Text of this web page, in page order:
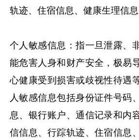
轨迹、住宿信息、健康生理信息
个人敏感信息：指一旦泄露、
能危害人身和财产安全，极易
心健康受到损害或歧视性待遇
人敏感信息包括身份证件号码
息、银行账户、通信记录和内
信信息、行踪轨迹、住宿信息